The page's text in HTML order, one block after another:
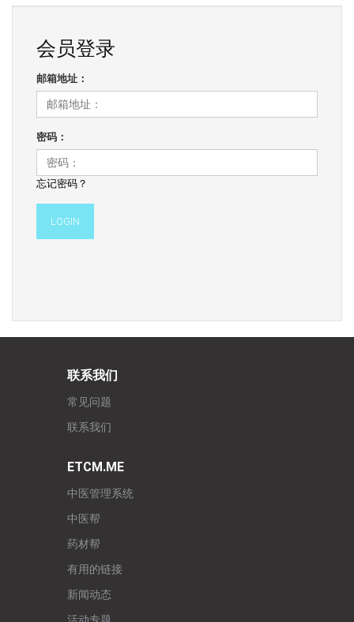
会员登录
邮箱地址：
密码：
忘记密码？
联系我们
常见问题
联系我们
ETCM.ME
中医管理系统
中医帮
药材帮
有用的链接
新闻动态